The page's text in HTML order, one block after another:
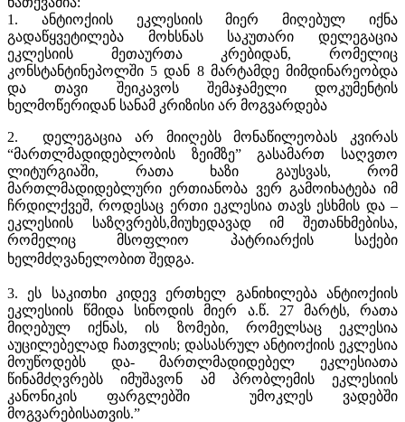
1. ანტიოქიის ეკლესიის მიერ მიღებულ იქნა
გადაწყვეტილება მოხსნას საკუთარი დელეგაცია
ეკლესიის მეთაურთა კრებიდან, რომელიც
კონსტანტინეპოლში 5 დან 8 მარტამდე მიმდინარეობდა
და თავი შეიკავოს შემაჯამელი დოკუმენტის
ხელმოწერიდან სანამ კრიზისი არ მოგვარდება
2. დელეგაცია არ მიიღებს მონაწილეობას კვირას
“მართლმადიდებლობის ზეიმზე” გასამართ საღვთო
ლიტურგიაში, რათა ხაზი გაუსვას, რომ
მართლმადიდებლური ერთიანობა ვერ გამოიხატება იმ
ჩრდილქვეშ, როდესაც ერთი ეკლესია თავს ესხმის და –
ეკლესიის საზღვრებს,მიუხედავად იმ შეთანხმებისა,
რომელიც მსოფლიო პატრიარქის საქები
ხელმძღვანელობით შედგა.
3. ეს საკითხი კიდევ ერთხელ განიხილება ანტიოქიის
ეკლესიის წმიდა სინოდის მიერ ა.წ. 27 მარტს, რათა
მიღებულ იქნას, ის ზომები, რომელსაც ეკლესია
აუცილებელად ჩათვლის; დასასრულ ანტიოქიის ეკლესია
მოუწოდებს და- მართლმადიდებელ ეკლესიათა
წინამძღვრებს იმუშავონ ამ პრობლემის ეკლესიის
კანონიკის ფარგლებში უმოკლეს ვადებში
მოგვარებისათვის.”